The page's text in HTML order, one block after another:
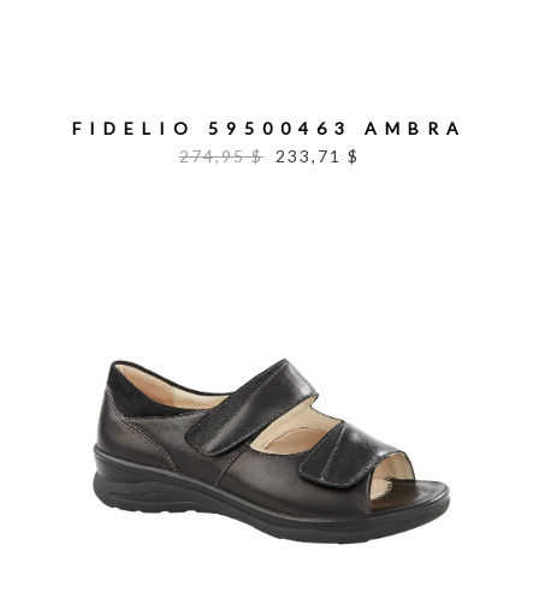
FIDELIO 59500463 AMBRA
274,95 $
233,71 $